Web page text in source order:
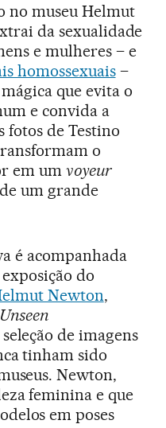
no museu Helmut
da sexualidade
e mulheres – e
homossexuais–
que evita o
e convida a
fotos de Testino
o
em um voyeur
um grande
é acompanhada
do
Newton,
Unseen
de imagens
tinham sido
Newton,
feminina e que
em poses